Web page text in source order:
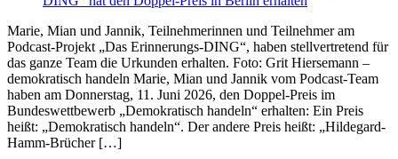
Marie, Mian und Jannik, Teilnehmerinnen und Teilnehmer am
Podcast-Projekt „Das Erinnerungs-DING“, haben stellvertretend für
das ganze Team die Urkunden erhalten. Foto: Grit Hiersemann –
demokratisch handeln Marie, Mian und Jannik vom Podcast-Team
haben am Donnerstag, 11. Juni 2026, den Doppel-Preis im
Bundeswettbewerb „Demokratisch handeln“ erhalten: Ein Preis
heißt: „Demokratisch handeln“. Der andere Preis heißt: „Hildegard-
Hamm-Brücher […]